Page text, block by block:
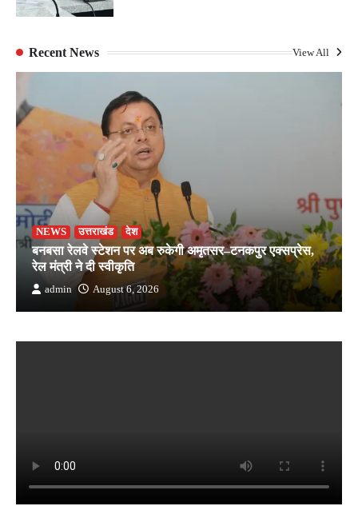
Recent News View All
NEWS उत्तराखंड देश
बनबसा रेलवे स्टेशन पर अब रुकेगी अमृतसर–टनकपुर एक्सप्रेस,
रेल मंत्री ने दी स्वीकृति
admin August 6, 2026